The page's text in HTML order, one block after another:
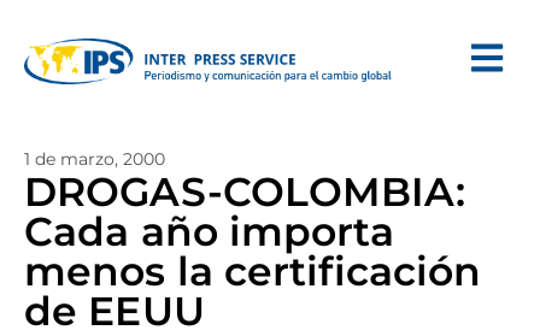
1 de marzo, 2000
DROGAS-COLOMBIA:
Cada año importa
menos la certificación
de EEUU